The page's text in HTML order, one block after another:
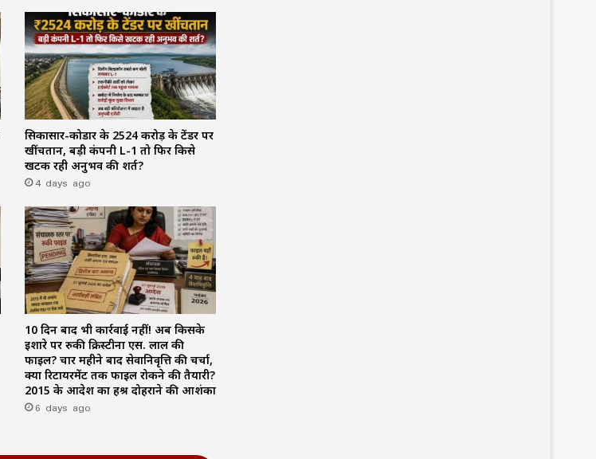
सिकासार-कोडार के ₹2524 करोड़ के टेंडर पर
खींचतान, बड़ी कंपनी L-1 तो फिर किसे
खटक रही अनुभव की शर्त?
4 days ago
10 दिन बाद भी कार्रवाई नहीं! अब किसके
इशारे पर रुकी क्रिस्टीना एस. लाल की
फाइल? चार महीने बाद सेवानिवृत्ति की चर्चा,
क्या रिटायरमेंट तक फाइल रोकने की तैयारी?
2015 के आदेश का हश्र दोहराने की आशंका
6 days ago